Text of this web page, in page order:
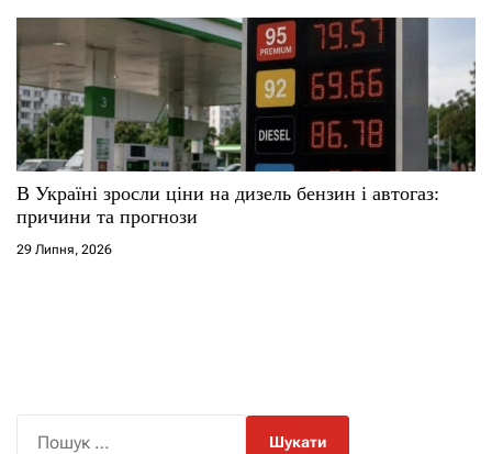
В Україні зросли ціни на дизель бензин і автогаз:
причини та прогнози
29 Липня, 2026